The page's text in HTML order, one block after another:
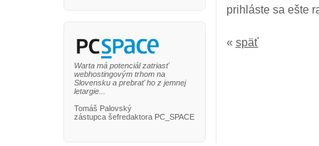
Warta má potenciál zatriasť
webhostingovým trhom na
Slovensku a prebrať ho z jemnej
letargie...
Tomáš Palovský
zástupca šefredaktora PC_SPACE
prihláste sa ešte
« späť